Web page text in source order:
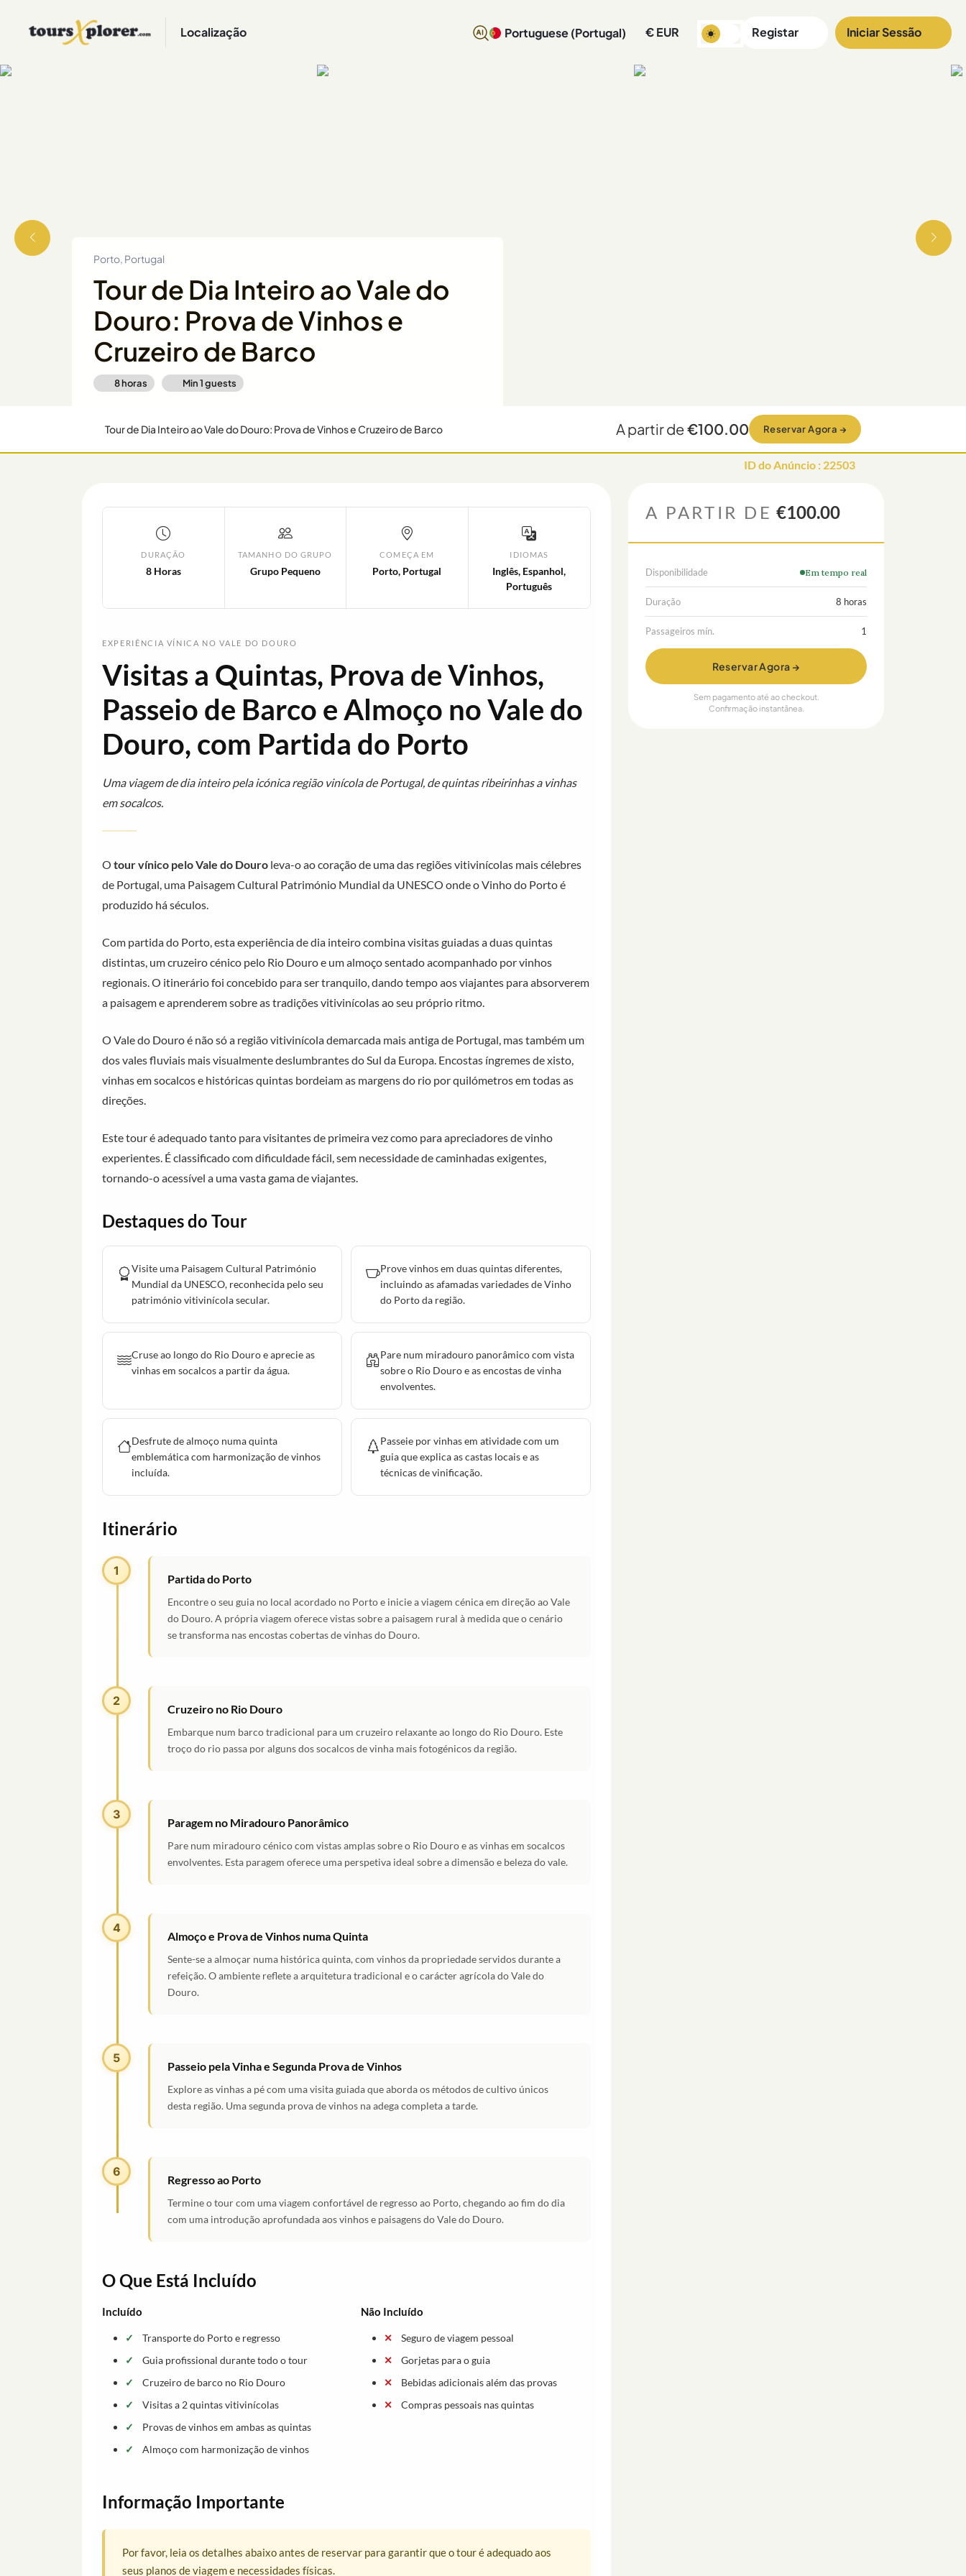
Localização Portuguese (Portugal) € EUR Registar Iniciar Sessão
Porto, Portugal
Tour de Dia Inteiro ao Vale do
Douro: Prova de Vinhos e
Cruzeiro de Barco
8 horas Min1guests
Tour de Dia Inteiro ao Vale do Douro: Prova de Vinhos e Cruzeiro de Barco A partir de€100.00 Reservar Agora →
ID do Anúncio : 22503
DURAÇÃO
8 Horas
TAMANHO DO GRUPO
Grupo Pequeno
COMEÇA EM
Porto, Portugal
IDIOMAS
Inglês, Espanhol,
Português
EXPERIÊNCIA VÍNICA NO VALE DO DOURO
Visitas a Quintas, Prova de Vinhos,
Passeio de Barco e Almoço no Vale do
Douro, com Partida do Porto
Uma viagem de dia inteiro pela icónica região vinícola de Portugal, de quintas ribeirinhas a vinhas
em socalcos.
O tour vínico pelo Vale do Douro leva-o ao coração de uma das regiões vitivinícolas mais célebres
de Portugal, uma Paisagem Cultural Património Mundial da UNESCO onde o Vinho do Porto é
produzido há séculos.
Com partida do Porto, esta experiência de dia inteiro combina visitas guiadas a duas quintas
distintas, um cruzeiro cénico pelo Rio Douro e um almoço sentado acompanhado por vinhos
regionais. O itinerário foi concebido para ser tranquilo, dando tempo aos viajantes para absorverem
a paisagem e aprenderem sobre as tradições vitivinícolas ao seu próprio ritmo.
O Vale do Douro é não só a região vitivinícola demarcada mais antiga de Portugal, mas também um
dos vales fluviais mais visualmente deslumbrantes do Sul da Europa. Encostas íngremes de xisto,
vinhas em socalcos e históricas quintas bordeiam as margens do rio por quilómetros em todas as
direções.
Este tour é adequado tanto para visitantes de primeira vez como para apreciadores de vinho
experientes. É classificado com dificuldade fácil, sem necessidade de caminhadas exigentes,
tornando-o acessível a uma vasta gama de viajantes.
Destaques do Tour
Visite uma Paisagem Cultural Património
Mundial da UNESCO, reconhecida pelo seu
património vitivinícola secular.
Prove vinhos em duas quintas diferentes,
incluindo as afamadas variedades de Vinho
do Porto da região.
Cruse ao longo do Rio Douro e aprecie as
vinhas em socalcos a partir da água.
Pare num miradouro panorâmico com vista
sobre o Rio Douro e as encostas de vinha
envolventes.
Desfrute de almoço numa quinta
emblemática com harmonização de vinhos
incluída.
Passeie por vinhas em atividade com um
guia que explica as castas locais e as
técnicas de vinificação.
Itinerário
1
Partida do Porto
Encontre o seu guia no local acordado no Porto e inicie a viagem cénica em direção ao Vale
do Douro. A própria viagem oferece vistas sobre a paisagem rural à medida que o cenário
se transforma nas encostas cobertas de vinhas do Douro.
2
Cruzeiro no Rio Douro
Embarque num barco tradicional para um cruzeiro relaxante ao longo do Rio Douro. Este
troço do rio passa por alguns dos socalcos de vinha mais fotogénicos da região.
3
Paragem no Miradouro Panorâmico
Pare num miradouro cénico com vistas amplas sobre o Rio Douro e as vinhas em socalcos
envolventes. Esta paragem oferece uma perspetiva ideal sobre a dimensão e beleza do vale.
4
Almoço e Prova de Vinhos numa Quinta
Sente-se a almoçar numa histórica quinta, com vinhos da propriedade servidos durante a
refeição. O ambiente reflete a arquitetura tradicional e o carácter agrícola do Vale do
Douro.
5
Passeio pela Vinha e Segunda Prova de Vinhos
Explore as vinhas a pé com uma visita guiada que aborda os métodos de cultivo únicos
desta região. Uma segunda prova de vinhos na adega completa a tarde.
6
Regresso ao Porto
Termine o tour com uma viagem confortável de regresso ao Porto, chegando ao fim do dia
com uma introdução aprofundada aos vinhos e paisagens do Vale do Douro.
O Que Está Incluído
Incluído
Transporte do Porto e regresso
Guia profissional durante todo o tour
Cruzeiro de barco no Rio Douro
Visitas a 2 quintas vitivinícolas
Provas de vinhos em ambas as quintas
Almoço com harmonização de vinhos
Não Incluído
Seguro de viagem pessoal
Gorjetas para o guia
Bebidas adicionais além das provas
Compras pessoais nas quintas
Informação Importante
Por favor, leia os detalhes abaixo antes de reservar para garantir que o tour é adequado aos
seus planos de viagem e necessidades físicas.
A PARTIR DE €100.00
Disponibilidade Em tempo real
Duração 8 horas
Passageiros mín. 1
Reservar Agora →
Sem pagamento até ao checkout.
Confirmação instantânea.